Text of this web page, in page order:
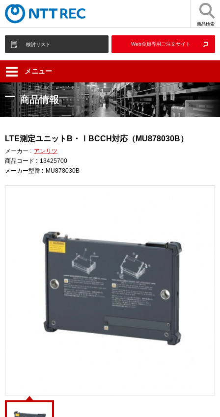
商品検索
検討リスト Web会員専用ご注文サイト
メニュー
商品情報
LTE測定ユニットB・ⅠBCCH対応（MU878030B）
メーカー : アンリツ
商品コード : 13425700
メーカー型番 : MU878030B